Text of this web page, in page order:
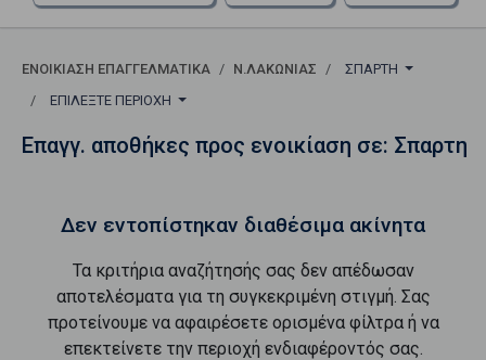
ΕΝΟΙΚΊΑΣΗ ΕΠΑΓΓΕΛΜΑΤΙΚΆ Ν.ΛΑΚΩΝΙΑΣ
ΣΠΑΡΤΗ
ΕΠΙΛΈΞΤΕ ΠΕΡΙΟΧΉ
Επαγγ. αποθήκες προς ενοικίαση σε: Σπαρτη
Δεν εντοπίστηκαν διαθέσιμα ακίνητα
Τα κριτήρια αναζήτησής σας δεν απέδωσαν
αποτελέσματα για τη συγκεκριμένη στιγμή. Σας
προτείνουμε να αφαιρέσετε ορισμένα φίλτρα ή να
επεκτείνετε την περιοχή ενδιαφέροντός σας.